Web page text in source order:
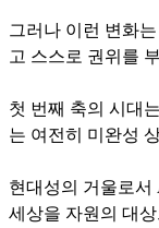
그러나 이런 변화
고 스스로 권위를
첫 번째 축의 시대
는 여전히 미완성
현대성의 거울로서
세상을 자원의 대